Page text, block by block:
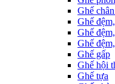
Ghế
Ghế
Ghế
Ghế
Ghế gấp
Ghế hội
Ghế tựa